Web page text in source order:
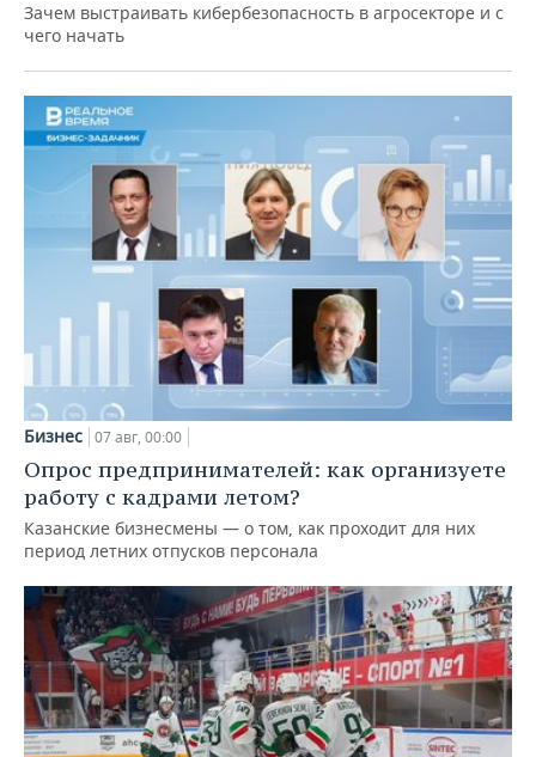
Зачем выстраивать кибербезопасность в агросекторе и с
чего начать
Бизнес 07 авг, 00:00
Опрос предпринимателей: как организуете
работу с кадрами летом?
Казанские бизнесмены — о том, как проходит для них
период летних отпусков персонала